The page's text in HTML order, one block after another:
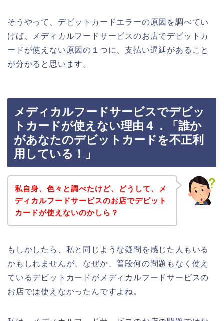
そうやって、デビットカードエラーの原因を調べてい
けば、メディカルフードサービスのお店でデビットカ
ードが使えない原因の１つに、支払い遅延があること
が分かると思います。
メディカルフードサービスでデビッ
トカードが使えない理由４．「誰か
があなたのデビットカードを不正利
用している！」
私自身、色々と調べたけど、どうして、メ
ディカルフードサービスのお店でデビット
カードが使えないのかしら？
もしかしたら、私と同じような疑問を感じた人もいる
かもしれませんが、なぜか、普段何の問題もなく使え
ているデビットカードがメディカルフードサービスの
お店では使えなかったんですよね。